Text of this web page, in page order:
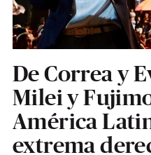
De Correa y
Milei y
América
extrema